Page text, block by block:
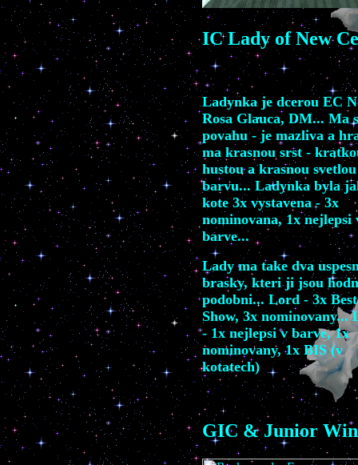
IC Lady of New
Ladynka je dcerou EC
Rosa Glauca, DM... Ma
povahu - je mazliva a
ma krasnou srst -
hustou a krasnou svetlou
barvu... Ladynka byla
kote 3x vystavena - 3x
nominovana, 1x nejlepsi
barve...
Lady ma take dva
brasky, kteri ji jsou
podobni... Lord - 3x
Show, 3x nominovany...
- 1x nejlepsi v barve, 1x
nominovany, 1x BIS (v
kotatech)
GIC & Junior